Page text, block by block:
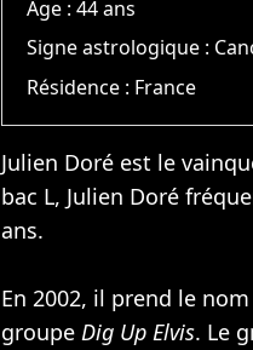
Âge :44 ans
Signe astrologique :
Résidence : France
Julien Doré est le
bac L, Julien Doré
ans.
En 2002, il prend le
groupe Dig Up Elvis. Le